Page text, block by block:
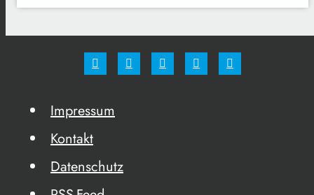
Impressum
Kontakt
Datenschutz